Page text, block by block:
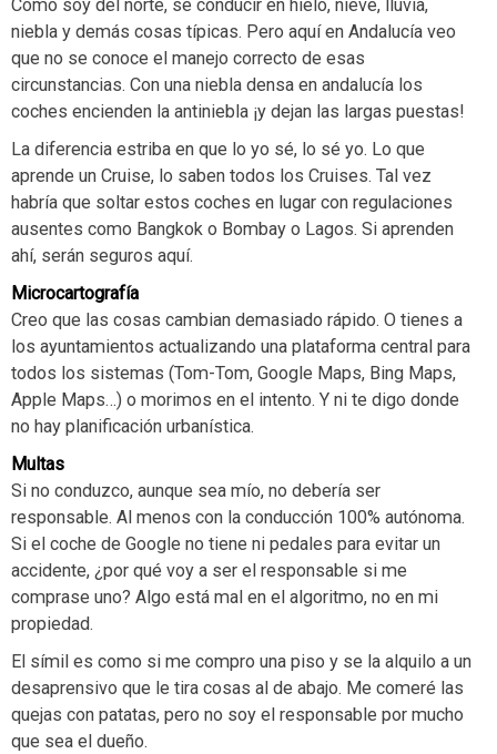
Como soy del norte, se conducir en hielo, nieve, lluvia,
niebla y demás cosas típicas. Pero aquí en Andalucía veo
que no se conoce el manejo correcto de esas
circunstancias. Con una niebla densa en andalucía los
coches encienden la antiniebla ¡y dejan las largas puestas!
La diferencia estriba en que lo yo sé, lo sé yo. Lo que
aprende un Cruise, lo saben todos los Cruises. Tal vez
habría que soltar estos coches en lugar con regulaciones
ausentes como Bangkok o Bombay o Lagos. Si aprenden
ahí, serán seguros aquí.
Microcartografía
Creo que las cosas cambian demasiado rápido. O tienes a
los ayuntamientos actualizando una plataforma central para
todos los sistemas (Tom-Tom, Google Maps, Bing Maps,
Apple Maps…) o morimos en el intento. Y ni te digo donde
no hay planificación urbanística.
Multas
Si no conduzco, aunque sea mío, no debería ser
responsable. Al menos con la conducción 100% autónoma.
Si el coche de Google no tiene ni pedales para evitar un
accidente, ¿por qué voy a ser el responsable si me
comprase uno? Algo está mal en el algoritmo, no en mi
propiedad.
El símil es como si me compro una piso y se la alquilo a un
desaprensivo que le tira cosas al de abajo. Me comeré las
quejas con patatas, pero no soy el responsable por mucho
que sea el dueño.